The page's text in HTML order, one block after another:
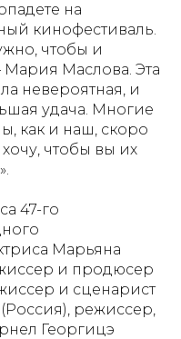
на
кинофестиваль.
чтобы и
Маслова. Эта
невероятная, и
удача. Многие
как и наш, скоро
чтобы вы их
47-го
Марьяна
и продюсер
и сценарист
режиссер,
Георгицэ